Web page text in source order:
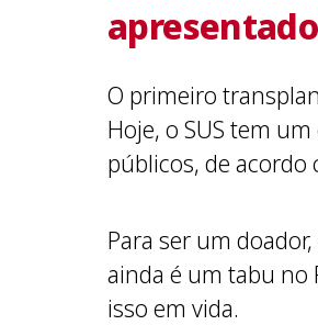
O primeiro
Hoje, o SUS tem
públicos, de acordo
Para ser um
ainda é um tabu no
isso em vida.